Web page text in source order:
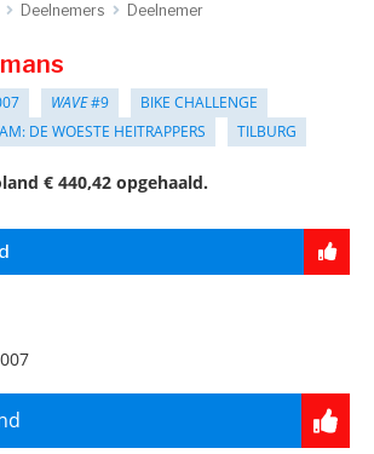
Deelnemers Deelnemer
WAVE#9
BIKE CHALLENGE
DE WOESTE HEITRAPPERS TILBURG
€ 440,42 opgehaald.